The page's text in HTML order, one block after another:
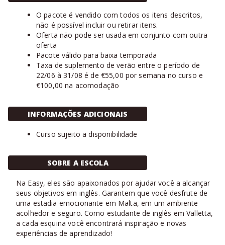
O pacote é vendido com todos os itens descritos,
não é possível incluir ou retirar itens.
Oferta não pode ser usada em conjunto com outra
oferta
Pacote válido para baixa temporada
Taxa de suplemento de verão entre o período de
22/06 à 31/08 é de €55,00 por semana no curso e
€100,00 na acomodação
INFORMAÇÕES ADICIONAIS
Curso sujeito a disponibilidade
SOBRE A ESCOLA
Na Easy, eles são apaixonados por ajudar você a alcançar
seus objetivos em inglês. Garantem que você desfrute de
uma estadia emocionante em Malta, em um ambiente
acolhedor e seguro. Como estudante de inglês em Valletta,
a cada esquina você encontrará inspiração e novas
experiências de aprendizado!